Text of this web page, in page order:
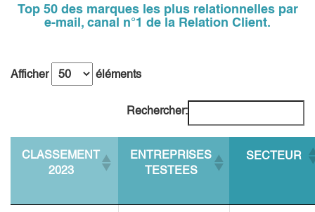
Top 50 des marques les plus relationnelles par
e-mail, canal n°1 de la Relation Client.
Afficher éléments
Rechercher:
CLASSEMENT
2023
ENTREPRISES
TESTEES
SECTEUR